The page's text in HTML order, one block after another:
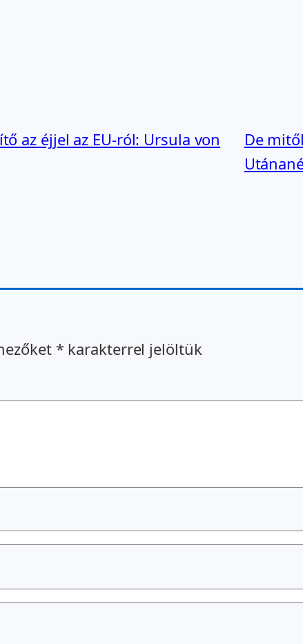
az éjjel az EU-ról: Ursula von
De
* karakterrel jelöltük